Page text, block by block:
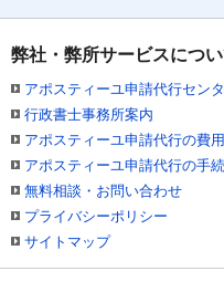
弊社・弊所サービスにつ
アポスティーユ申請代行セン
行政書士事務所案内
アポスティーユ申請代行の費
アポスティーユ申請代行の手
無料相談・お問い合わせ
プライバシーポリシー
サイトマップ